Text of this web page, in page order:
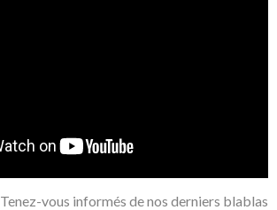
Tenez-vous informés de nos derniers blablas